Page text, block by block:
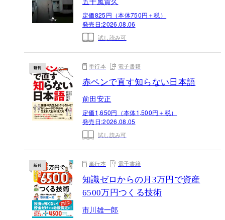
定価825円（本体750円＋税）
発売日:2026.08.06
試し読み可
単行本 電子書籍
赤ペンで直す知らない日本語
前田安正
定価1,650円（本体1,500円＋税）
発売日:2026.08.05
試し読み可
単行本 電子書籍
知識ゼロからの月3万円で資産
6500万円つくる技術
市川雄一郎